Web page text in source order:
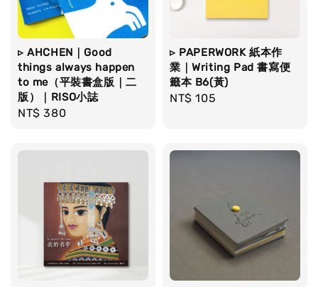
▹ AHCHEN｜Good
things always happen
to me（平裝書盒版｜二
版）｜RISO小誌
Regular
NT$ 380
▹ PAPERWORK 紙本作
業｜Writing Pad 書寫便
籤本 B6(黃)
Regular
NT$ 105